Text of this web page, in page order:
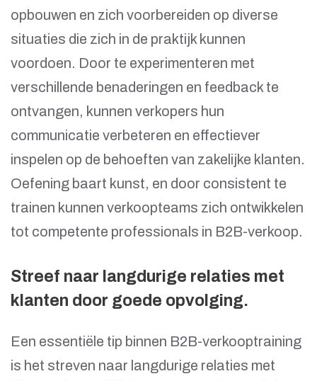
opbouwen en zich voorbereiden op diverse
situaties die zich in de praktijk kunnen
voordoen. Door te experimenteren met
verschillende benaderingen en feedback te
ontvangen, kunnen verkopers hun
communicatie verbeteren en effectiever
inspelen op de behoeften van zakelijke klanten.
Oefening baart kunst, en door consistent te
trainen kunnen verkoopteams zich ontwikkelen
tot competente professionals in B2B-verkoop.
Streef naar langdurige relaties met
klanten door goede opvolging.
Een essentiële tip binnen B2B-verkooptraining
is het streven naar langdurige relaties met